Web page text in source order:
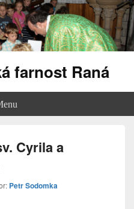
farnost Raná
Cyrila a
Petr Sodomka